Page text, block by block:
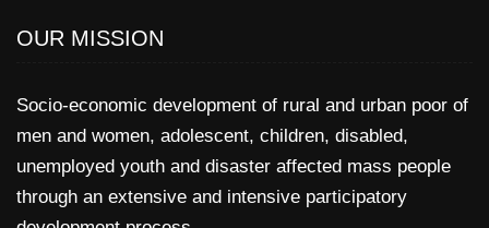
OUR MISSION
Socio-economic development of rural and urban poor of
men and women, adolescent, children, disabled,
unemployed youth and disaster affected mass people
through an extensive and intensive participatory